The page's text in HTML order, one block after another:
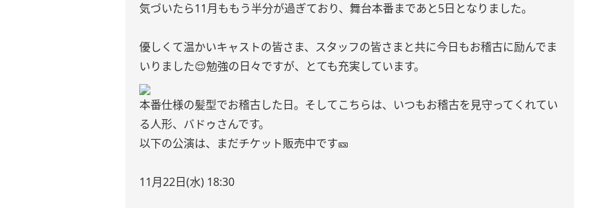
気づいたら11月ももう半分が過ぎており、舞台本番まであと5日となりました。
優しくて温かいキャストの皆さま、スタッフの皆さまと共に今日もお稽古に励んでま
いりました😌勉強の日々ですが、とても充実しています。
本番仕様の髪型でお稽古した日。そしてこちらは、いつもお稽古を見守ってくれてい
る人形、バドゥさんです。
以下の公演は、まだチケット販売中です🎫
11月22日(水) 18:30